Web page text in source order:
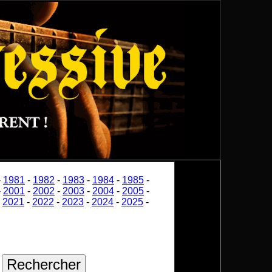
1981 - 1982 - 1983 - 1984 - 1985 -
2001 - 2002 - 2003 - 2004 - 2005 -
2021 - 2022 - 2023 - 2024 - 2025 -